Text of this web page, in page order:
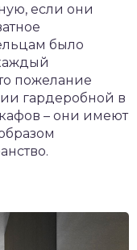
если они
было
пожелание
гардеробной в
– они имеют